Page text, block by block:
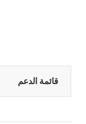
قائمة الدعم